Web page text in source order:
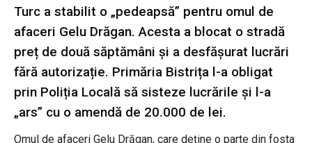
Turc a stabilit o „pedeapsă” pentru omul de
afaceri Gelu Drăgan. Acesta a blocat o stradă
preț de două săptămâni și a desfășurat lucrări
fără autorizație. Primăria Bistrița l-a obligat
prin Poliția Locală să sisteze lucrările și l-a
„ars” cu o amendă de 20.000 de lei.
Omul de afaceri Gelu Drăgan, care deține o parte din fosta